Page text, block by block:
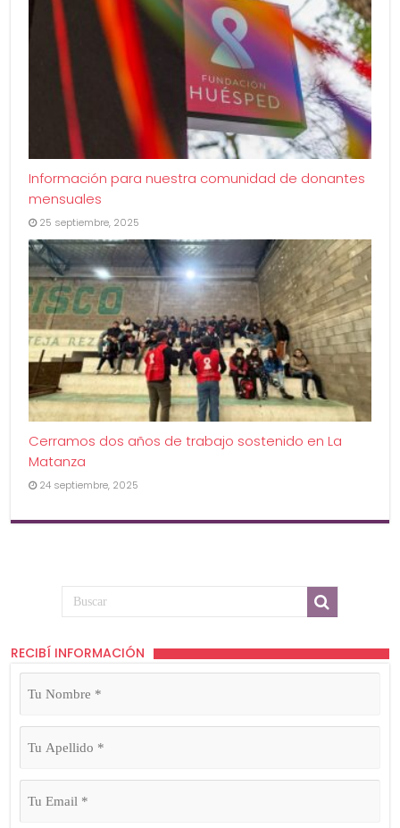
Información para nuestra comunidad de donantes
mensuales
25 septiembre, 2025
Cerramos dos años de trabajo sostenido en La
Matanza
24 septiembre, 2025
RECIBÍ INFORMACIÓN
Nombre
Apellido
Email